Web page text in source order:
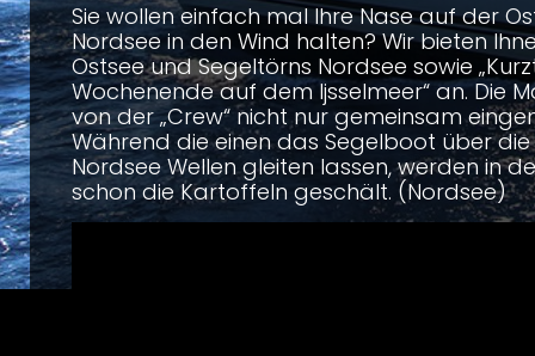
Sie wollen einfach mal Ihre Nase auf der
Nordsee in den Wind halten? Wir bieten
Ostsee und Segeltörns Nordsee sowie
Wochenende auf dem Ijsselmeer“ an. Die
von der „Crew“ nicht nur gemeinsam
Während die einen das Segelboot über die
Nordsee Wellen gleiten lassen, werden in
schon die Kartoffeln geschält. (Nordsee)